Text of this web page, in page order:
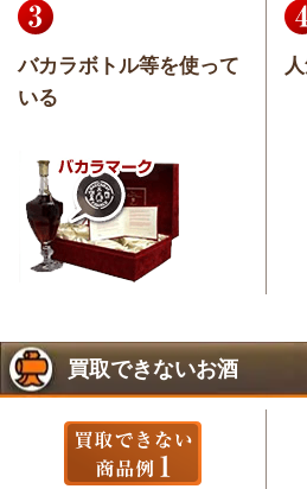
バカラボトル等を使って
いる
買取できないお酒